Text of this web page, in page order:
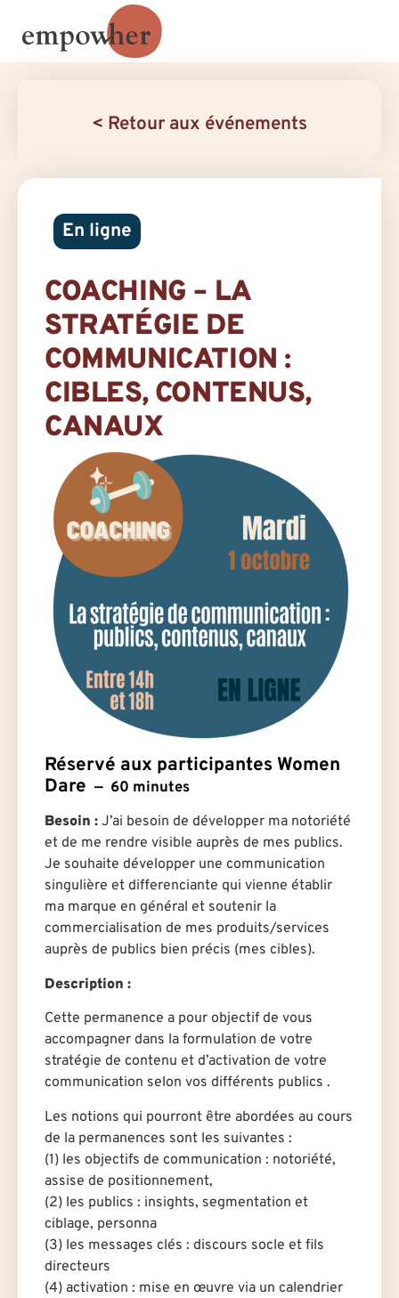
< Retour aux événements
En ligne
COACHING – LA
STRATÉGIE DE
COMMUNICATION :
CIBLES, CONTENUS,
CANAUX
Réservé aux participantes Women
Dare
60 minutes
Besoin : J’ai besoin de développer ma notoriété
et de me rendre visible auprès de mes publics.
Je souhaite développer une communication
singulière et differenciante qui vienne établir
ma marque en général et soutenir la
commercialisation de mes produits/services
auprès de publics bien précis (mes cibles).
Description :
Cette permanence a pour objectif de vous
accompagner dans la formulation de votre
stratégie de contenu et d’activation de votre
communication selon vos différents publics .
Les notions qui pourront être abordées au cours
de la permanences sont les suivantes :
(1) les objectifs de communication : notoriété,
assise de positionnement,
(2) les publics : insights, segmentation et
ciblage, personna
(3) les messages clés : discours socle et fils
directeurs
(4) activation : mise en œuvre via un calendrier